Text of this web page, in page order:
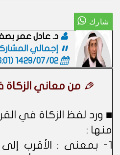
د. عادل عمر
إجمالي
1429/07/02 (06:01 صباحاً)
من معاني الزكاة
■ ورد لفظ الزكاة في
منها :
1- بمعنى : الأقرب